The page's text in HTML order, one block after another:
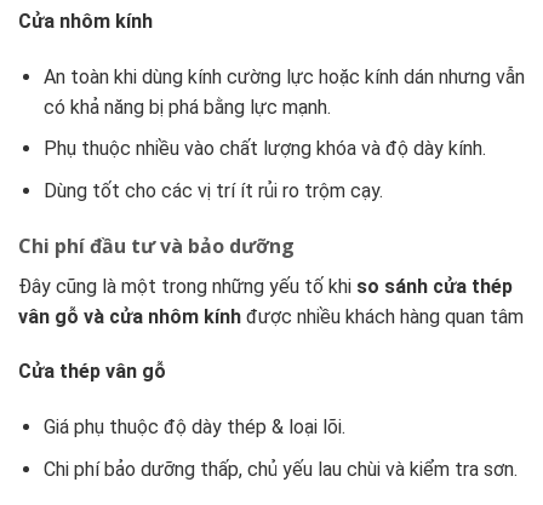
Cửa nhôm kính
An toàn khi dùng kính cường lực hoặc kính dán nhưng vẫn
có khả năng bị phá bằng lực mạnh.
Phụ thuộc nhiều vào chất lượng khóa và độ dày kính.
Dùng tốt cho các vị trí ít rủi ro trộm cạy.
Chi phí đầu tư và bảo dưỡng
Đây cũng là một trong những yếu tố khi so sánh cửa thép
vân gỗ và cửa nhôm kính được nhiều khách hàng quan tâm
Cửa thép vân gỗ
Giá phụ thuộc độ dày thép & loại lõi.
Chi phí bảo dưỡng thấp, chủ yếu lau chùi và kiểm tra sơn.